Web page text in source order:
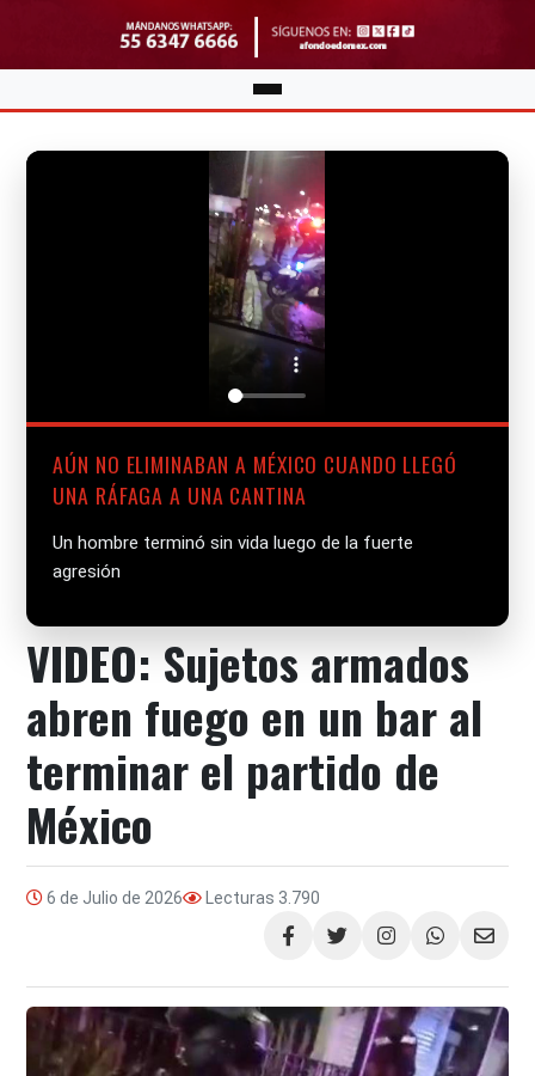
AÚN NO ELIMINABAN A MÉXICO CUANDO LLEGÓ
UNA RÁFAGA A UNA CANTINA
Un hombre terminó sin vida luego de la fuerte
agresión
VIDEO: Sujetos armados
abren fuego en un bar al
terminar el partido de
México
6 de Julio de 2026 Lecturas 3.790
Compartir